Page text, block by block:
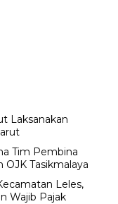
Laksanakan
Tim Pembina
Tasikmalaya
Leles,
Wajib Pajak